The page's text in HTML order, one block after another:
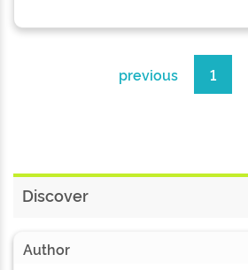
previous 1
Discover
Author